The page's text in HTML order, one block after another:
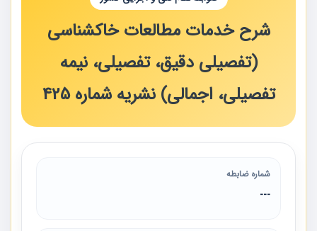
شرح خدمات مطالعات خاکشناسی
(تفصیلی دقیق، تفصیلی، نیمه
تفصیلی، اجمالی) نشریه شماره 425
شماره ضابطه
---